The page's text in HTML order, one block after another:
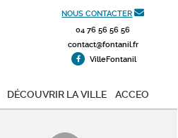
NOUS CONTACTER
04 76 56 56 56
contact@fontanil.fr
VilleFontanil
Découvrir la ville ACCEO